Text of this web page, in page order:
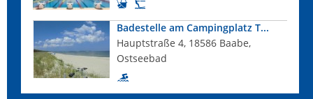
Badestelle am Campingplatz T...
Hauptstraße 4, 18586 Baabe,
Ostseebad